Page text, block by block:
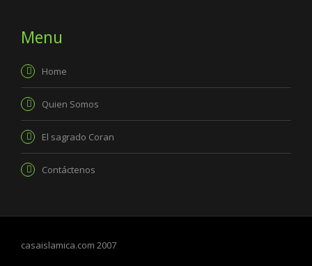
Menu
Home
Quien Somos
El sagrado Coran
Contáctenos
casaislamica.com 2007